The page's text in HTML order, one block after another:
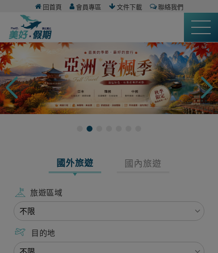
回首頁 會員專區 文件下載 聯絡我們
國外旅遊 國內旅遊
旅遊區域
目的地